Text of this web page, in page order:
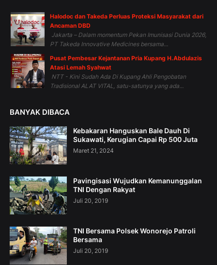
Halodoc dan Takeda Perluas Proteksi Masyarakat dari
Ancaman DBD
Jakarta – Dalam momentum Pekan Imunisasi Dunia 2026,
PT Takeda Innovative Medicines bersama...
Pusat Pembesar Kejantanan Pria Kupang H.Abdulazis
Atasi Lemah Syahwat
NTT - Kini Sudah Ada Di Kupang Ahli Pengobatan
Tradisional ALAT VITAL, satu-satunya yang ada...
BANYAK DIBACA
Kebakaran Hanguskan Bale Dauh Di
Sukawati, Kerugian Capai Rp 500 Juta
Maret 21, 2024
Pavingisasi Wujudkan Kemanunggalan
TNI Dengan Rakyat
Juli 20, 2019
TNI Bersama Polsek Wonorejo Patroli
Bersama
Juli 20, 2019